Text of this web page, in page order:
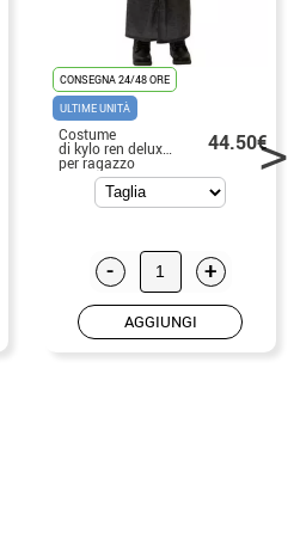
CONSEGNA 24/48 ORE
ULTIME UNITÀ
Costume
di kylo ren deluxe star wars vii
per ragazzo
44.50€
- +
AGGIUNGI